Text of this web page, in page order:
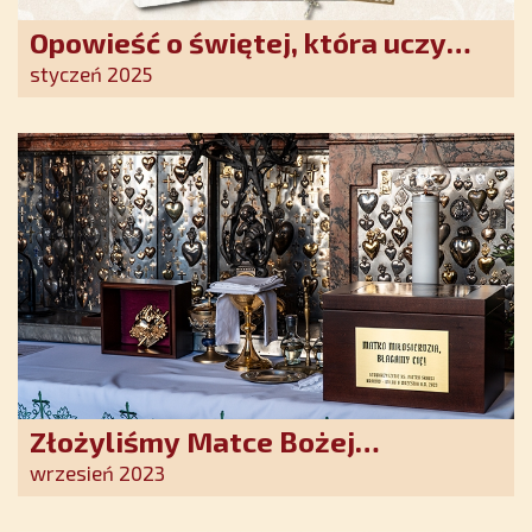
Opowieść o świętej, która uczy
szczerego oddania się Bogu.
nadziei w XXI wieku
styczeń 2025
Złożyliśmy Matce Bożej
Ostrobramskiej pozłacane wotum
wrzesień 2023